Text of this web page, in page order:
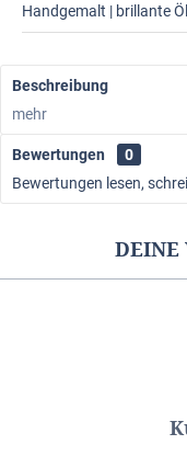
Handgemalt | brillante
Beschreibung
mehr
Bewertungen
0
Bewertungen lesen,
DEINE